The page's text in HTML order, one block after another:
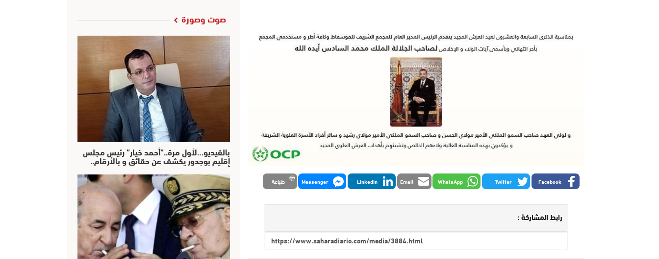
Facebook
Twitter
WhatsApp
Email
LinkedIn
Messenger طباعة
رابط المشاركة :
صوت وصورة
بالفيديو…لأول مرة..”أحمد خيار” رئيس مجلس
إقليم بوجدور يكشف عن حقائق و بالأرقام..